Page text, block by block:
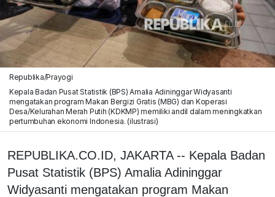
Republika/Prayogi
Kepala Badan Pusat Statistik (BPS) Amalia Adininggar Widyasanti
mengatakan program Makan Bergizi Gratis (MBG) dan Koperasi
Desa/Kelurahan Merah Putih (KDKMP) memiliki andil dalam meningkatkan
pertumbuhan ekonomi Indonesia. (ilustrasi)
REPUBLIKA.CO.ID, JAKARTA -- Kepala Badan
Pusat Statistik (BPS) Amalia Adininggar
Widyasanti mengatakan program Makan